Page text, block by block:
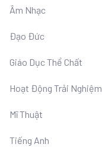
Âm Nhạc
Đạo Đức
Giáo Dục Thể Chất
Hoạt Động Trải Nghiệm
Mĩ Thuật
Tiếng Anh